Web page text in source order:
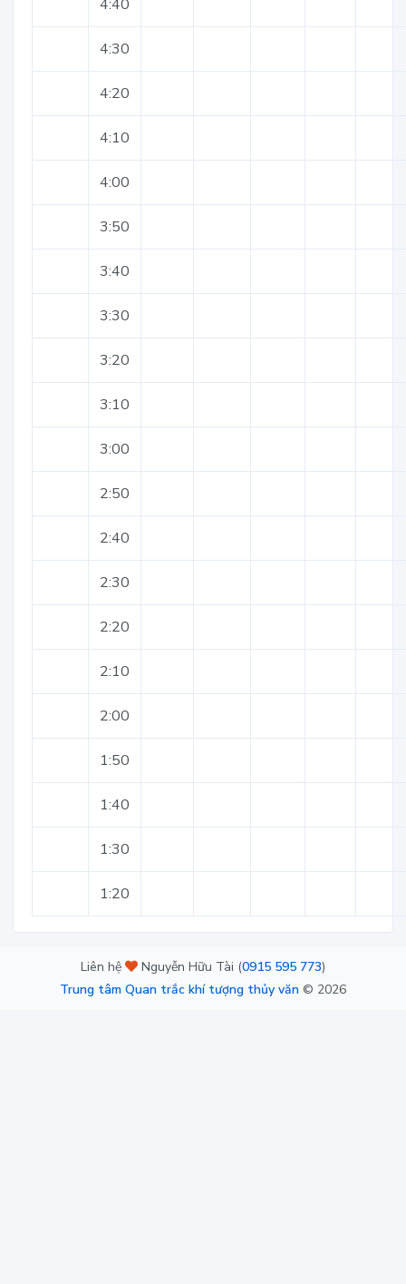
4:40
4:30
4:20
4:10
4:00
3:50
3:40
3:30
3:20
3:10
3:00
2:50
2:40
2:30
2:20
2:10
2:00
1:50
1:40
1:30
1:20
Liên hệ Nguyễn Hữu Tài (0915 595 773)
Trung tâm Quan trắc khí tượng thủy văn © 2026